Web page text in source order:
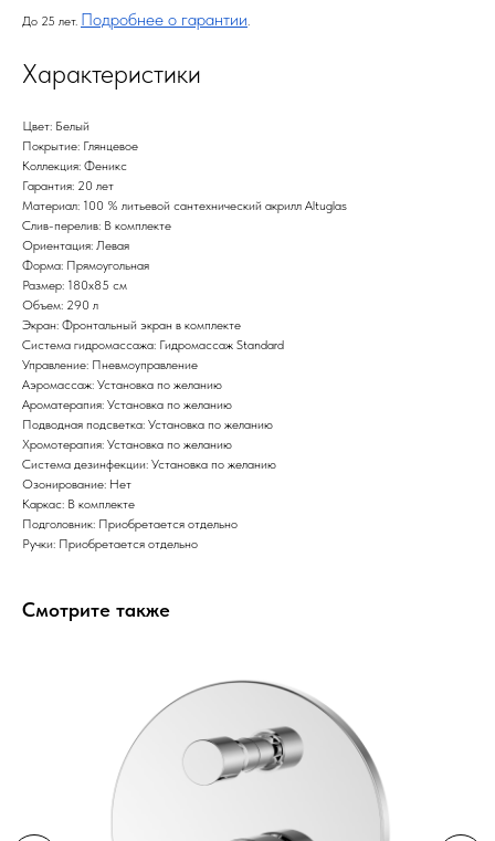
До 25 лет. Подробнее о гарантии.
Характеристики
Цвет: Белый
Покрытие: Глянцевое
Коллекция: Феникс
Гарантия: 20 лет
Материал: 100 % литьевой сантехнический акрилл Altuglas
Слив-перелив: В комплекте
Ориентация: Левая
Форма: Прямоугольная
Размер: 180х85 см
Объем: 290 л
Экран: Фронтальный экран в комплекте
Система гидромассажа: Гидромассаж Standard
Управление: Пневмоуправление
Аэромассаж: Установка по желанию
Ароматерапия: Установка по желанию
Подводная подсветка: Установка по желанию
Хромотерапия: Установка по желанию
Система дезинфекции: Установка по желанию
Озонирование: Нет
Каркас: В комплекте
Подголовник: Приобретается отдельно
Ручки: Приобретается отдельно
Смотрите также